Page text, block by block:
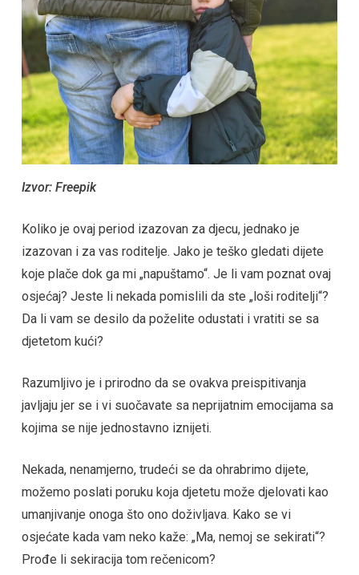
Izvor: Freepik
Koliko je ovaj period izazovan za djecu, jednako je
izazovan i za vas roditelje. Jako je teško gledati dijete
koje plače dok ga mi „napuštamo“. Je li vam poznat ovaj
osjećaj? Jeste li nekada pomislili da ste „loši roditelji“?
Da li vam se desilo da poželite odustati i vratiti se sa
djetetom kući?
Razumljivo je i prirodno da se ovakva preispitivanja
javljaju jer se i vi suočavate sa neprijatnim emocijama sa
kojima se nije jednostavno iznijeti.
Nekada, nenamjerno, trudeći se da ohrabrimo dijete,
možemo poslati poruku koja djetetu može djelovati kao
umanjivanje onoga što ono doživljava. Kako se vi
osjećate kada vam neko kaže: „Ma, nemoj se sekirati“?
Prođe li sekiracija tom rečenicom?